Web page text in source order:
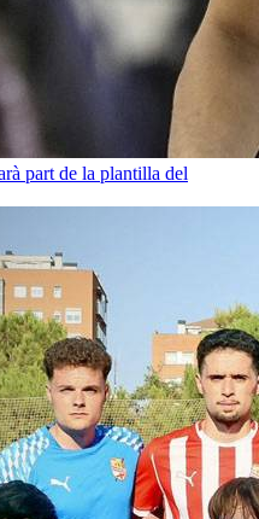
part de la plantilla del